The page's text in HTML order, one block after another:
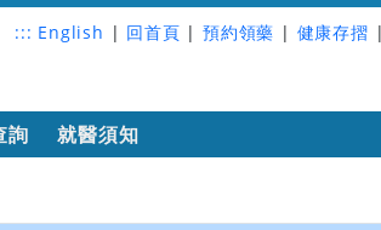
::: English | 回首頁 | 預約領藥 | 健康存摺 |
詢 就醫須知